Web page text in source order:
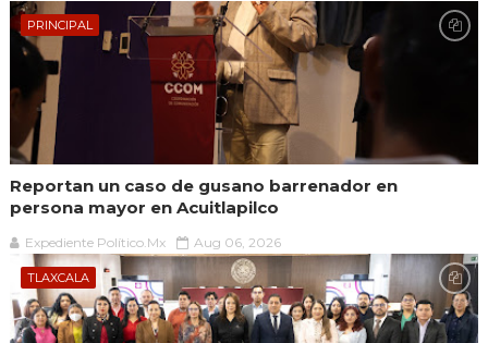
PRINCIPAL
Reportan un caso de gusano barrenador en
persona mayor en Acuitlapilco
Expediente Político.Mx Aug 06, 2026
TLAXCALA